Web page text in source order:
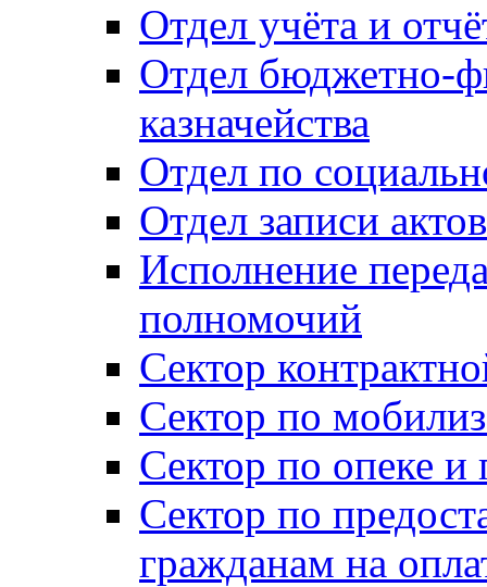
Отдел учёта и
Отдел бюджетно-
казначейства
Отдел по
Отдел записи
Исполнение
полномочий
Сектор
Сектор по
Сектор по опеке и
Сектор по
гражданам на